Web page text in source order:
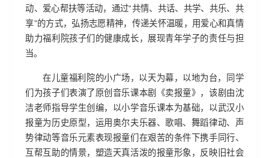
动、爱心帮扶等活动，通过“共情、共话、共学、共乐、共
享”的方式，弘扬志愿精神，传递关怀温暖，用爱心和真情
助力福利院孩子们的健康成长，展现青年学子的责任与担
当。
在儿童福利院的小广场，以天为幕，以地为台，同学
们为孩子们表演了原创音乐课本剧《卖报童》，该剧由沈
洁老师指导学生创编，以小学音乐课本为基础，以武汉小
报童为历史原型，运用奥尔夫乐器、歌唱、舞蹈律动、声
势律动等音乐元素表现报童们在艰苦的条件下携手同行、
互帮互助的情景，塑造天真活泼的报童形象，反映旧社会